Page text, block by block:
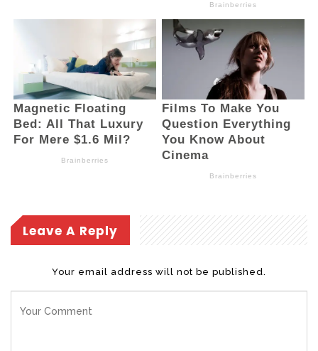
Leave A Reply
Your email address will not be published.